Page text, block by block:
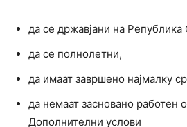
да се државјани на
да се полнолетни,
да имаат завршено најмалку
да немаат засновано работен
Дополнителни услови